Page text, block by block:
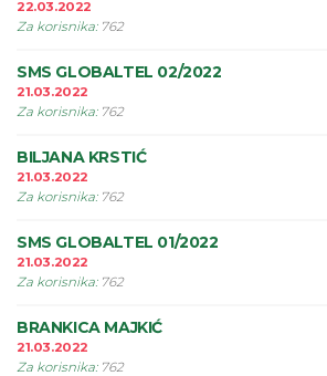
22.03.2022
Za korisnika: 762
SMS GLOBALTEL 02/2022
21.03.2022
Za korisnika: 762
BILJANA KRSTIĆ
21.03.2022
Za korisnika: 762
SMS GLOBALTEL 01/2022
21.03.2022
Za korisnika: 762
BRANKICA MAJKIĆ
21.03.2022
Za korisnika: 762